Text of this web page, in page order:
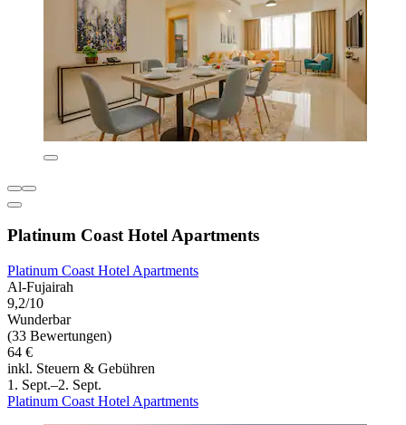
Platinum Coast Hotel Apartments
Platinum Coast Hotel Apartments
Al-Fujairah
9,2/10
Wunderbar
(33 Bewertungen)
64 €
inkl. Steuern & Gebühren
1. Sept.–2. Sept.
Platinum Coast Hotel Apartments